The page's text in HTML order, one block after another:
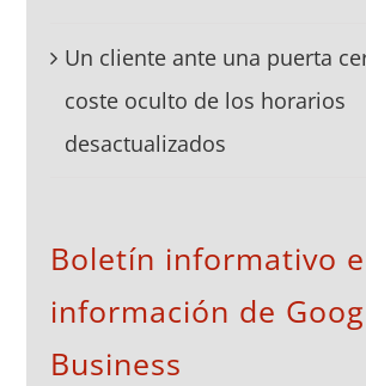
Un cliente ante una puerta
coste oculto de los horarios
desactualizados
Boletín informativo e
información de
Business